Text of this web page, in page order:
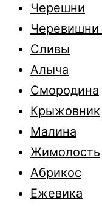
Черешни
Сливы
Алыча
Смородина
Крыжовник
Малина
Жимолость
Абрикос
Ежевика